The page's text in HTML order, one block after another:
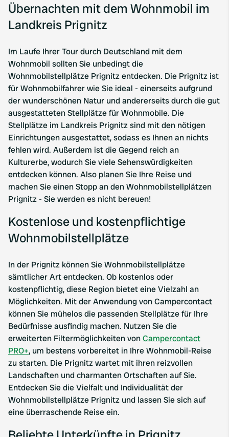
Übernachten mit dem Wohnmobil im
Landkreis Prignitz
Im Laufe Ihrer Tour durch Deutschland mit dem
Wohnmobil sollten Sie unbedingt die
Wohnmobilstellplätze Prignitz entdecken. Die Prignitz ist
für Wohnmobilfahrer wie Sie ideal - einerseits aufgrund
der wunderschönen Natur und andererseits durch die gut
ausgestatteten Stellplätze für Wohnmobile. Die
Stellplätze im Landkreis Prignitz sind mit den nötigen
Einrichtungen ausgestattet, sodass es Ihnen an nichts
fehlen wird. Außerdem ist die Gegend reich an
Kulturerbe, wodurch Sie viele Sehenswürdigkeiten
entdecken können. Also planen Sie Ihre Reise und
machen Sie einen Stopp an den Wohnmobilstellplätzen
Prignitz - Sie werden es nicht bereuen!
Kostenlose und kostenpflichtige
Wohnmobilstellplätze
In der Prignitz können Sie Wohnmobilstellplätze
sämtlicher Art entdecken. Ob kostenlos oder
kostenpflichtig, diese Region bietet eine Vielzahl an
Möglichkeiten. Mit der Anwendung von Campercontact
können Sie mühelos die passenden Stellplätze für Ihre
Bedürfnisse ausfindig machen. Nutzen Sie die
erweiterten Filtermöglichkeiten vonCampercontact
PRO+, um bestens vorbereitet in Ihre Wohnmobil-Reise
zu starten. Die Prignitz wartet mit ihren reizvollen
Landschaften und charmanten Ortschaften auf Sie.
Entdecken Sie die Vielfalt und Individualität der
Wohnmobilstellplätze Prignitz und lassen Sie sich auf
eine überraschende Reise ein.